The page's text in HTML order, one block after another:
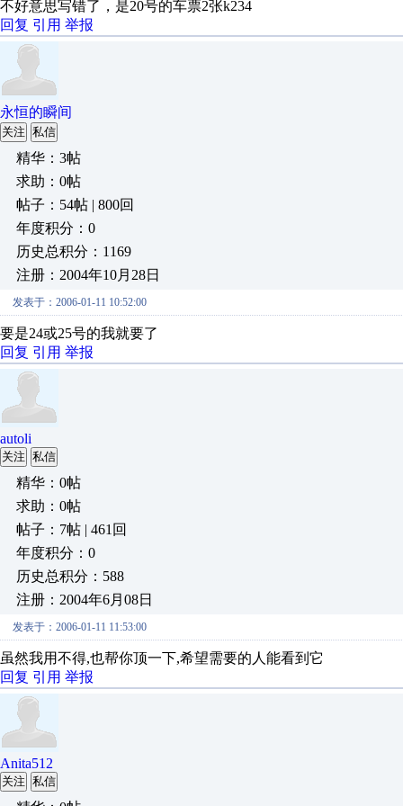
不好意思写错了，是20号的车票2张k234
回复 引用 举报
永恒的瞬间
关注 私信
精华：3帖
求助：0帖
帖子：54帖 | 800回
年度积分：0
历史总积分：1169
注册：2004年10月28日
发表于：2006-01-11 10:52:00
要是24或25号的我就要了
回复 引用 举报
autoli
关注 私信
精华：0帖
求助：0帖
帖子：7帖 | 461回
年度积分：0
历史总积分：588
注册：2004年6月08日
发表于：2006-01-11 11:53:00
虽然我用不得,也帮你顶一下,希望需要的人能看到它
回复 引用 举报
Anita512
关注 私信